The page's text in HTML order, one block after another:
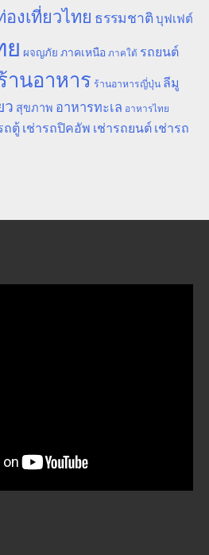
องเที่ยวไทย ธรรมชาติ บุฟเฟต์
ย ผจญภัย ภาคเหนือ ภาคใต้ รถยนต์
านอาหาร ร้านอาหารญี่ปุ่น ลีมู
ว สุขภาพ อาหารทะเล อาหารไทย
ถตู้ เช่ารถปิคอัพ เช่ารถยนต์ เช่ารถ